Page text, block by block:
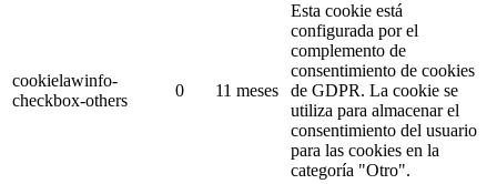
cookielawinfo-
checkbox-others
0 11 meses
Esta cookie está
configurada por el
complemento de
consentimiento de cookies
de GDPR. La cookie se
utiliza para almacenar el
consentimiento del usuario
para las cookies en la
categoría "Otro".